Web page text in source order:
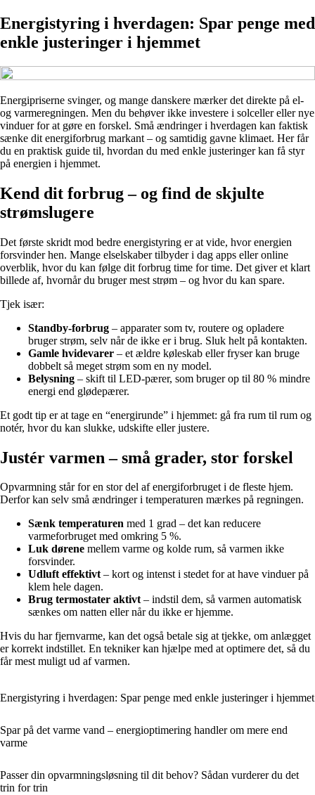
Energistyring i hverdagen: Spar penge med
enkle justeringer i hjemmet
Energipriserne svinger, og mange danskere mærker det direkte på el-
og varmeregningen. Men du behøver ikke investere i solceller eller nye
vinduer for at gøre en forskel. Små ændringer i hverdagen kan faktisk
sænke dit energiforbrug markant – og samtidig gavne klimaet. Her får
du en praktisk guide til, hvordan du med enkle justeringer kan få styr
på energien i hjemmet.
Kend dit forbrug – og find de skjulte
strømslugere
Det første skridt mod bedre energistyring er at vide, hvor energien
forsvinder hen. Mange elselskaber tilbyder i dag apps eller online
overblik, hvor du kan følge dit forbrug time for time. Det giver et klart
billede af, hvornår du bruger mest strøm – og hvor du kan spare.
Tjek især:
Standby-forbrug – apparater som tv, routere og opladere
bruger strøm, selv når de ikke er i brug. Sluk helt på kontakten.
Gamle hvidevarer – et ældre køleskab eller fryser kan bruge
dobbelt så meget strøm som en ny model.
Belysning – skift til LED-pærer, som bruger op til 80 % mindre
energi end glødepærer.
Et godt tip er at tage en “energirunde” i hjemmet: gå fra rum til rum og
notér, hvor du kan slukke, udskifte eller justere.
Justér varmen – små grader, stor forskel
Opvarmning står for en stor del af energiforbruget i de fleste hjem.
Derfor kan selv små ændringer i temperaturen mærkes på regningen.
Sænk temperaturen med 1 grad – det kan reducere
varmeforbruget med omkring 5 %.
Luk dørene mellem varme og kolde rum, så varmen ikke
forsvinder.
Udluft effektivt– kort og intenst i stedet for at have vinduer på
klem hele dagen.
Brug termostater aktivt– indstil dem, så varmen automatisk
sænkes om natten eller når du ikke er hjemme.
Hvis du har fjernvarme, kan det også betale sig at tjekke, om anlægget
er korrekt indstillet. En tekniker kan hjælpe med at optimere det, så du
får mest muligt ud af varmen.
Energistyring i hverdagen: Spar penge med enkle justeringer i hjemmet
Spar på det varme vand – energioptimering handler om mere end
varme
Passer din opvarmningsløsning til dit behov? Sådan vurderer du det
trin for trin